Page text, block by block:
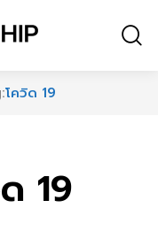
โควิด 19
19